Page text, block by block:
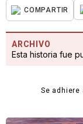
COMPARTIR
ARCHIVO
Esta historia fue
Se